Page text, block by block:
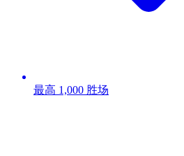
最高 1,000 胜场